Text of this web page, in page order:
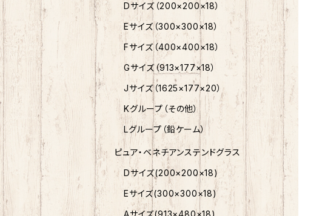
Dサイズ（200×200×18）
Eサイズ（300×300×18）
Fサイズ（400×400×18）
Gサイズ（913×177×18）
Jサイズ（1625×177×20）
Kグループ（その他）
Lグループ（鉛ケーム）
ピュア・ベネチアンステンドグラス
Dサイズ(200×200×18)
Eサイズ(300×300×18)